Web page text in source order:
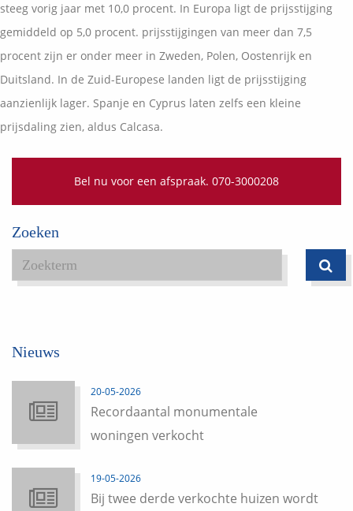
steeg vorig jaar met 10,0 procent. In Europa ligt de prijsstijging
gemiddeld op 5,0 procent. prijsstijgingen van meer dan 7,5
procent zijn er onder meer in Zweden, Polen, Oostenrijk en
Duitsland. In de Zuid-Europese landen ligt de prijsstijging
aanzienlijk lager. Spanje en Cyprus laten zelfs een kleine
prijsdaling zien, aldus Calcasa.
Bel nu voor een afspraak. 070-3000208
Zoeken
Nieuws
20-05-2026
Recordaantal monumentale
woningen verkocht
19-05-2026
Bij twee derde verkochte huizen wordt